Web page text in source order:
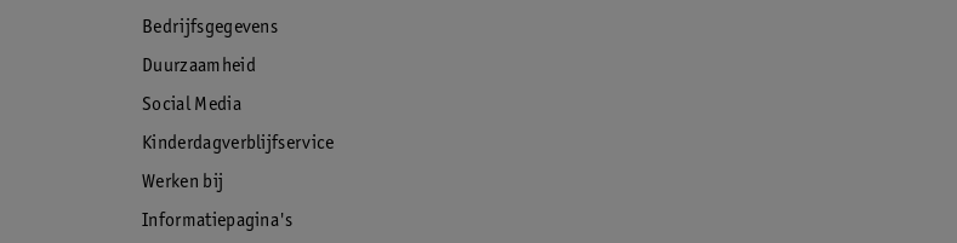
Bedrijfsgegevens
Duurzaamheid
Social Media
Kinderdagverblijfservice
Werken bij
Informatiepagina's